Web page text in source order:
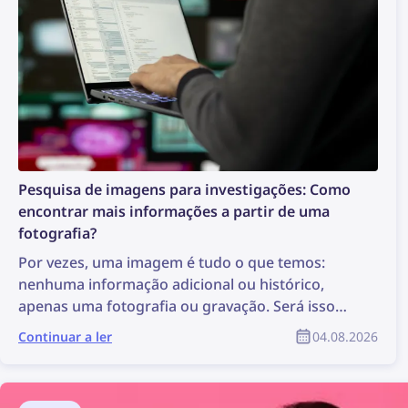
Pesquisa de imagens para investigações: Como
encontrar mais informações a partir de uma
fotografia?
Por vezes, uma imagem é tudo o que temos:
nenhuma informação adicional ou histórico,
apenas uma fotografia ou gravação. Será isso
suficiente para iniciar uma investigação? Pode
não ser a situação ideal, mas é suficiente para
Continuar a ler 04.08.2026